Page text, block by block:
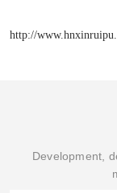
http://
Development,